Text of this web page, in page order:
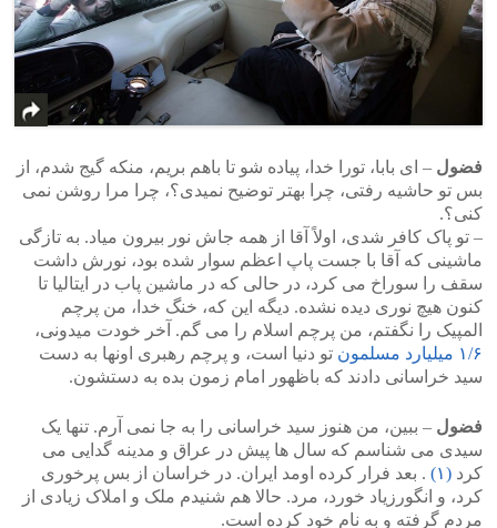
فضول – ای بابا، تورا خدا، پیاده شو تا باهم بریم، منکه گیج شدم، از
بس تو حاشیه رفتی، چرا بهتر توضیح نمیدی؟، چرا مرا روشن نمی
کنی؟.
– تو پاک کافر شدی، اولاً آقا از همه جاش نور بیرون میاد. به تازگی
ماشینی که آقا با جست پاپ اعظم سوار شده بود، نورش داشت
سقف را سوراخ می کرد، در حالی که در ماشین پاب در ایتالیا تا
کنون هیچ نوری دیده نشده. دیگه این که، خنگ خدا، من پرچم
المپیک را نگفتم، من پرچم اسلام را می گم. آخر خودت میدونی،
۱/۶ میلیارد مسلمون
تو دنیا است، و پرچم رهبری اونها به دست
سید خراسانی دادند که باظهور امام زمون بده به دستشون.
فضول – ببین، من هنوز سید خراسانی را به جا نمی آرم. تنها یک
سیدی می شناسم که سال ها پیش در عراق و مدینه گدایی می
کرد (۱)
. بعد فرار کرده اومد ایران. در خراسان از بس پرخوری
کرد، و انگورزیاد خورد، مرد. حالا هم شنیدم ملک و املاک زیادی از
مردم گرفته و به نام خود کرده است.